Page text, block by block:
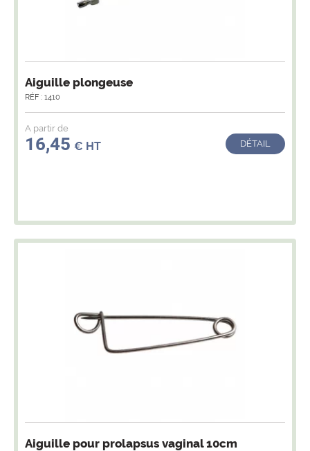
Aiguille plongeuse
RÉF : 1410
A partir de
16,45 € HT DÉTAIL
Aiguille pour prolapsus vaginal 10cm